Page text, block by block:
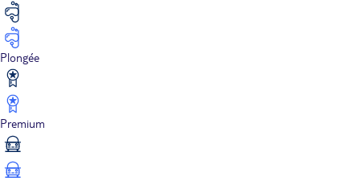
Plongée
Premium